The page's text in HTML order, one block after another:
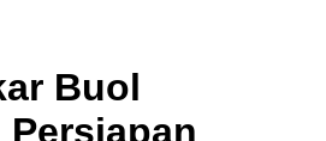
Buol